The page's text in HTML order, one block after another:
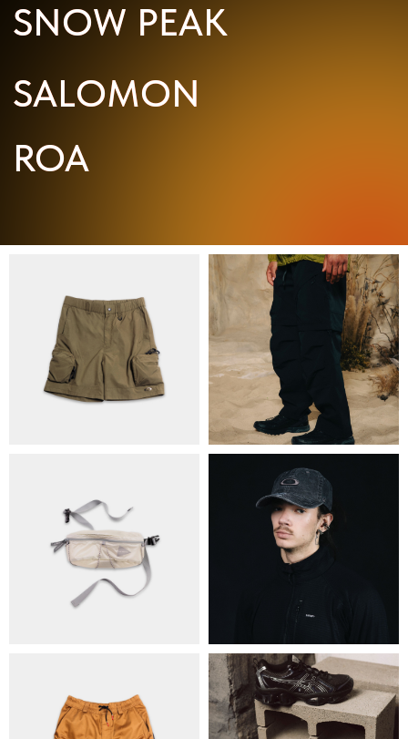
ОБМІН ТА ПОВЕРНЕННЯ
ПОЛІТИКА КОНФІДЕНЦІЙНОСТІ